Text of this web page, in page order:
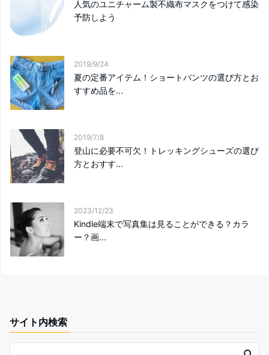
人気のユニチャーム製不織布マスクをつけて感染
予防しよう
2019/9/24
夏の定番アイテム！ショートパンツの選び方とお
すすめ品を...
2019/7/8
登山に必要不可欠！トレッキングシューズの選び
方とおすす...
2023/12/23
Kindle端末で写真集は見ることができる？カラ
ー？画...
サイト内検索